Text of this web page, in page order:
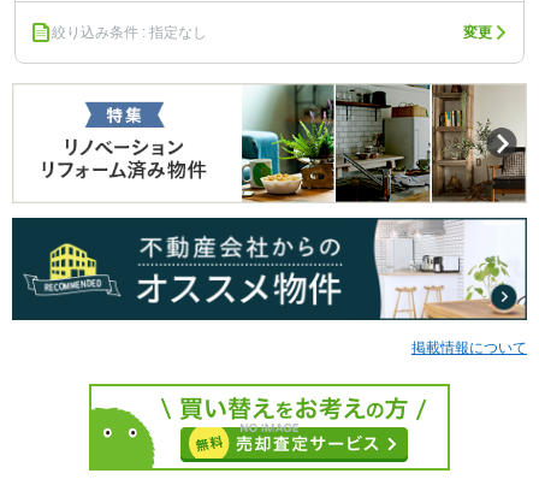
絞り込み条件 : 指定なし 変更
掲載情報について